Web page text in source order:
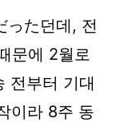
った던데, 전
문에 2월로
전부터 기대
이라 8주 동